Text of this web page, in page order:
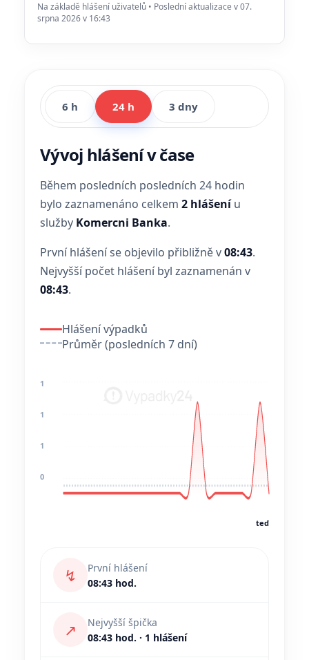
Na základě hlášení uživatelů • Poslední aktualizace v 07.
srpna 2026 v 16:43
6 h 24 h 3 dny
Vývoj hlášení v čase
Během posledních posledních 24 hodin
bylo zaznamenáno celkem 2 hlášeníu
služby Komercni Banka.
První hlášení se objevilo přibližně v08:43.
Nejvyšší počet hlášení byl zaznamenán v
08:43.
Hlášení výpadků
Průměr (posledních 7 dní)
1
1
1
0
teď
↯
První hlášení
08:43 hod.
↗
Nejvyšší špička
08:43 hod. · 1 hlášení